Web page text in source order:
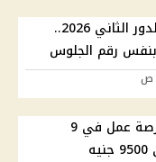
امتحانات الثانوية العامة الدور الثاني 2026..
بنفس رقم الجلوس
وزارة العمل توفر 6102 فرصة عمل في 9